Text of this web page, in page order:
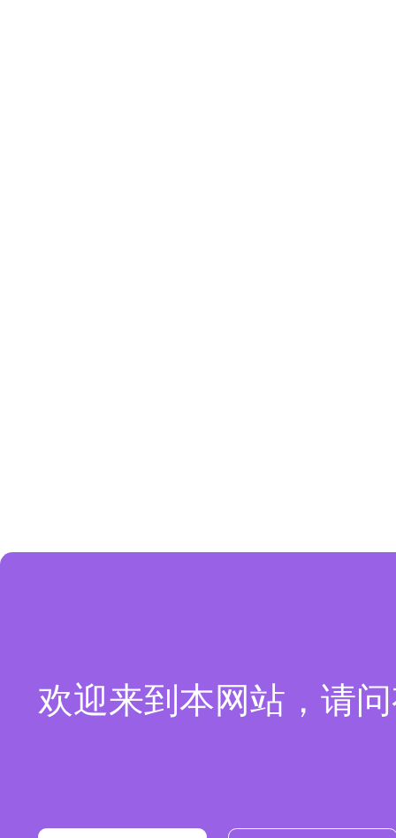
欢迎来到本网站，请